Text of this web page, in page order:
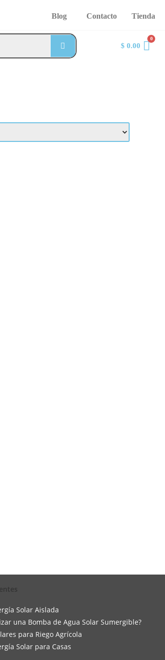
Blog Contacto Tienda
$ 0.00
Solar Aislada
una Bomba de Agua Solar Sumergible?
para Riego Agrícola
Solar para Casas